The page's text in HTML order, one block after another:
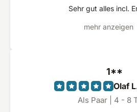
gemacht. Ein wie das andere
Sterne Niveau und auch das
der Gastro komme behandle
wäre es mein Eigenes und
man gibt bekommt man hier
Sehr gut alles incl.
mehr anzeigen
1**
Olaf
Als Paar | 4 - 8